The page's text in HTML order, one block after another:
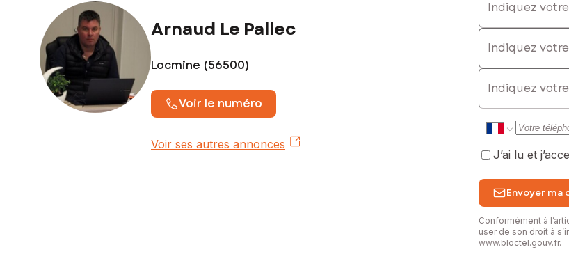
Arnaud Le Pallec
Locmine (56500)
Voir le numéro
Voir ses autres annonces
Indiquez votre
E-mail
J’ai lu et
Envoyer ma
Conformément à
user de son droit à
www.bloctel.gouv.fr.